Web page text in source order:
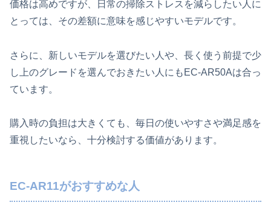
価格は高めですが、日常の掃除ストレスを減らしたい人に
とっては、その差額に意味を感じやすいモデルです。
さらに、新しいモデルを選びたい人や、長く使う前提で少
し上のグレードを選んでおきたい人にもEC-AR50Aは合っ
ています。
購入時の負担は大きくても、毎日の使いやすさや満足感を
重視したいなら、十分検討する価値があります。
EC-AR11がおすすめな人